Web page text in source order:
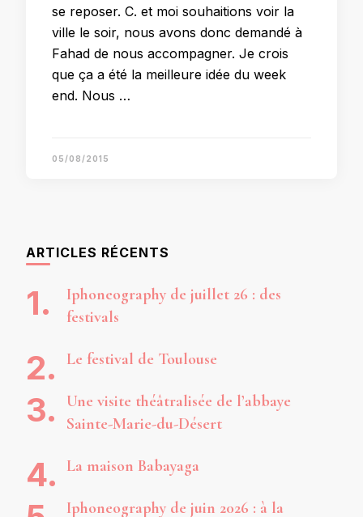
se reposer. C. et moi souhaitions voir la
ville le soir, nous avons donc demandé à
Fahad de nous accompagner. Je crois
que ça a été la meilleure idée du week
end. Nous …
05/08/2015
ARTICLES RÉCENTS
Iphoneography de juillet 26 : des
festivals
Le festival de Toulouse
Une visite théâtralisée de l’abbaye
Sainte-Marie-du-Désert
La maison Babayaga
Iphoneography de juin 2026 : à la